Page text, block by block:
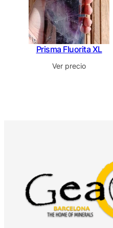
Prisma Fluorita XL
Ver precio